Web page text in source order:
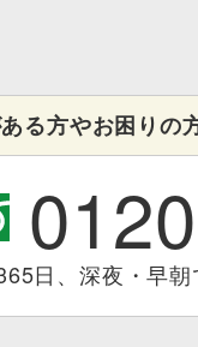
る方やお困りの
日、深夜・早